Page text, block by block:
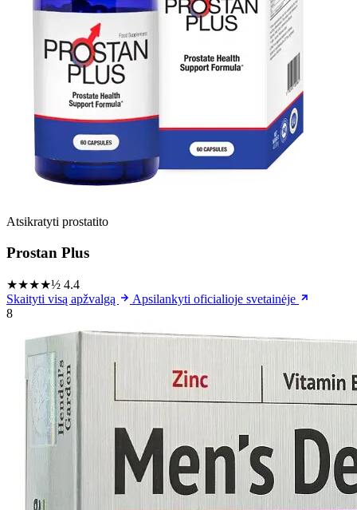
Atsikratyti prostatito
Prostan Plus
★★★★½ 4.4
Skaityti visą apžvalgą
Apsilankyti oficialioje svetainėje
8